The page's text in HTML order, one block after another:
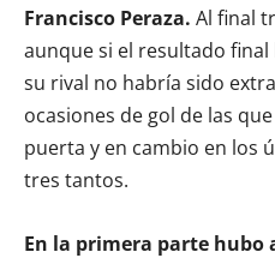
Francisco Peraza. Al final
aunque si el resultado
su rival no habría sido
ocasiones de gol de las
puerta y en cambio en los
tres tantos.
En la primera parte hubo